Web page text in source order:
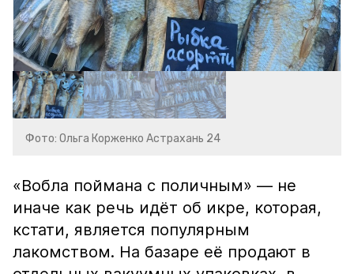
Фото: Ольга Корженко Астрахань 24
«Вобла поймана с поличным» — не
иначе как речь идёт об икре, которая,
кстати, является популярным
лакомством. На базаре её продают в